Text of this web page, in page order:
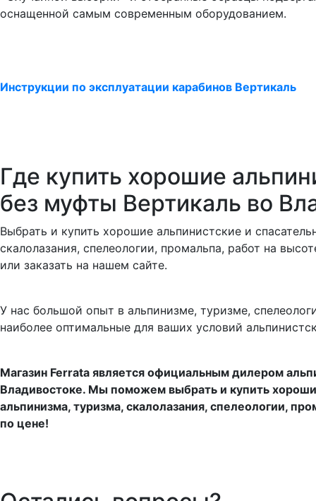
оснащенной самым современным оборудованием.
Инструкции по эксплуатации карабинов Вертикаль
Где купить хорошие
без муфты Вертикаль во
Выбрать и купить хорошие альпинистские и
скалолазания, спелеологии, пpомальпа, pабот на
или заказать на нашем сайте.
У нас большой опыт в альпинизме, туризме,
наиболее оптимальные для ваших условий
Магазин Ferrata является официальным дилером
Владивостоке. Мы поможем выбрать и купить
альпинизма, туризма, скалолазания, спелеологии,
по цене!